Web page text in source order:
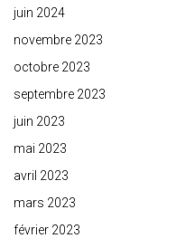
juin 2024
novembre 2023
octobre 2023
septembre 2023
juin 2023
mai 2023
avril 2023
mars 2023
février 2023